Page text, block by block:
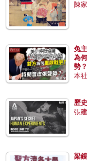
陳
兔
為
勢？
本
歷
張
梁